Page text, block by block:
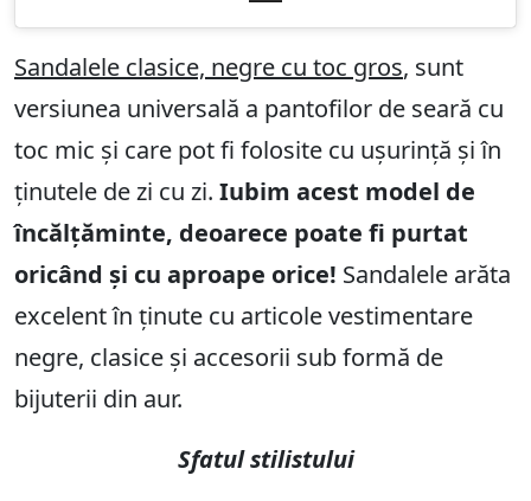
Sandalele clasice, negre cu toc gros, sunt
versiunea universală a pantofilor de seară cu
toc mic și care pot fi folosite cu ușurință și în
ținutele de zi cu zi. Iubim acest model de
încălțăminte, deoarece poate fi purtat
oricând și cu aproape orice! Sandalele arăta
excelent în ținute cu articole vestimentare
negre, clasice și accesorii sub formă de
bijuterii din aur.
Sfatul stilistului